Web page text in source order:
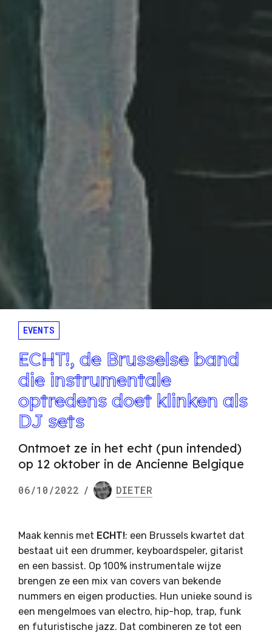
EVENTS
ECHT!, de Brusselse band
die instrumentale
optredens doet klinken als
DJ sets
Ontmoet ze in het echt (pun intended)
op 12 oktober in de Ancienne Belgique
06/10/2022 / DIETER
Maak kennis met ECHT!: een Brussels kwartet dat
bestaat uit een drummer, keyboardspeler, gitarist
en een bassist. Op 100% instrumentale wijze
brengen ze een mix van covers van bekende
nummers en eigen producties. Hun unieke sound is
een mengelmoes van electro, hip-hop, trap, funk
en futuristische jazz. Dat combineren ze tot een